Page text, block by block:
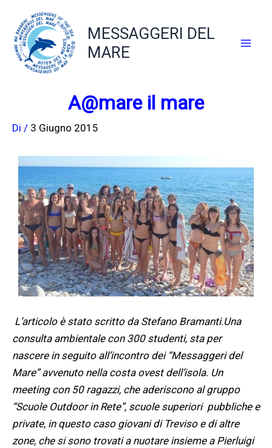
contenuto
MESSAGGERI DEL
MARE
A@mare il mare
Di / 3 Giugno 2015
L’articolo è stato scritto da Stefano Bramanti.Una
consulta ambientale con 300 studenti, sta per
nascere in seguito all’incontro dei “Messaggeri del
Mare” avvenuto nella costa ovest dell’isola. Un
meeting con 50 ragazzi, che aderiscono al gruppo
“Scuole Outdoor in Rete”, scuole superiori pubbliche e
private, in questo caso giovani di Treviso e di altre
zone, che si sono trovati a nuotare insieme a Pierluigi